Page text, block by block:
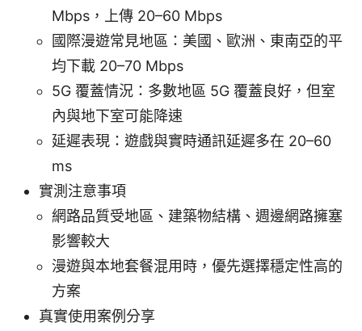
Mbps，上傳 20–60 Mbps
國際漫遊常見地區：美國、歐洲、東南亞的平
均下載 20–70 Mbps
5G 覆蓋情況：多數地區 5G 覆蓋良好，但室
內與地下室可能降速
延遲表現：遊戲與實時通訊延遲多在 20–60
ms
實測注意事項
網路品質受地區、建築物結構、週邊網路擁塞
影響較大
漫遊與本地套餐混用時，優先選擇穩定性高的
方案
真實使用案例分享